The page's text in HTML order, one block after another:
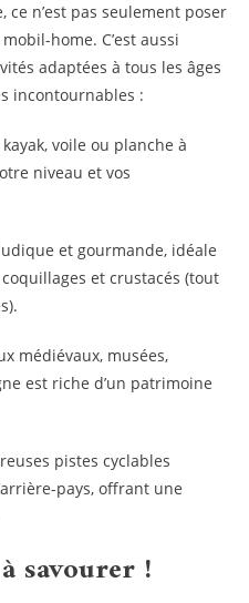
n’est pas seulement poser
home. C’est aussi
adaptées à tous les âges
incontournables :
voile ou planche à
niveau et vos
et gourmande, idéale
et crustacés (tout
médiévaux, musées,
est riche d’un patrimoine
pistes cyclables
pays, offrant une
savourer !